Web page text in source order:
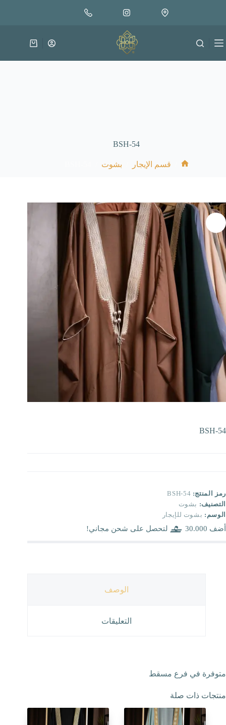
عربة
BSH-54
قسم الإيجار بشوت
BSH-54
رمز المنتج: BSH-54
التصنيف: بشوت
الوسم: بشوت للإيجار
أضف 30.000 لتحصل على شحن مجاني!
الوصف
التعليقات
متوفرة في فرع مسقط
منتجات ذات صلة